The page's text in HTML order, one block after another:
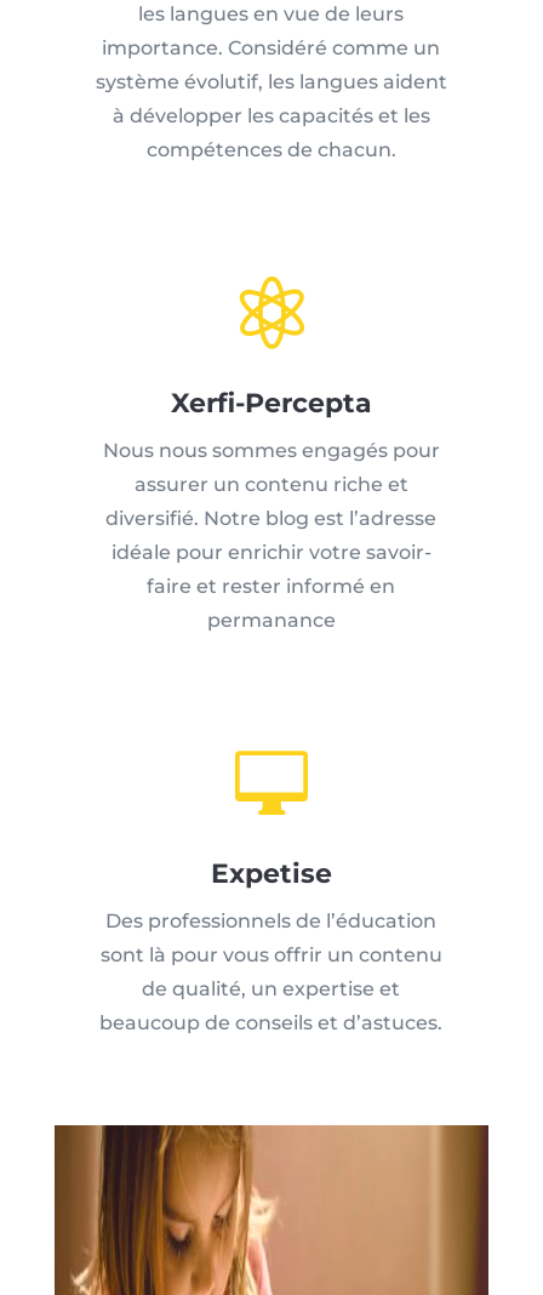
les langues en vue de leurs
importance. Considéré comme un
système évolutif, les langues aident
à développer les capacités et les
compétences de chacun.

Xerfi-Percepta
Nous nous sommes engagés pour
assurer un contenu riche et
diversifié. Notre blog est l’adresse
idéale pour enrichir votre savoir-
faire et rester informé en
permanance

Expetise
Des professionnels de l’éducation
sont là pour vous offrir un contenu
de qualité, un expertise et
beaucoup de conseils et d’astuces.